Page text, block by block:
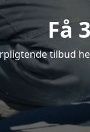
Få
tilbud